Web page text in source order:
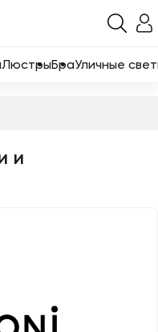
ЛюстрыБраУличные
и